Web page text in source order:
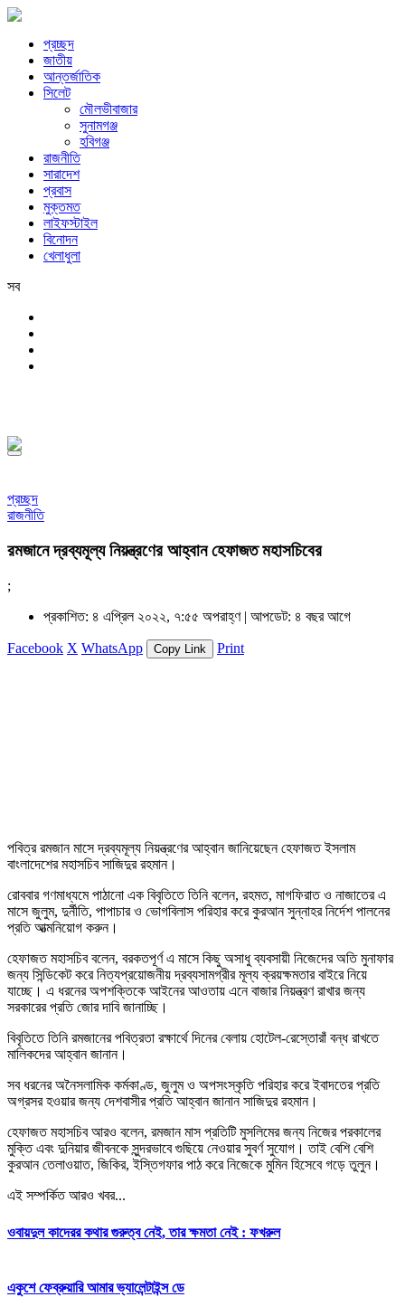
প্রচ্ছদ
জাতীয়
আন্তর্জাতিক
সিলেট
মৌলভীবাজার
সুনামগঞ্জ
হবিগঞ্জ
রাজনীতি
সারাদেশ
প্রবাস
মুক্তমত
লাইফস্টাইল
বিনোদন
খেলাধুলা
সব
প্রচ্ছদ
রাজনীতি
রমজানে দ্রব্যমূল্য নিয়ন্ত্রণের আহ্বান হেফাজত মহাসচিবের
;
প্রকাশিত: ৪ এপ্রিল ২০২২, ৭:৫৫ অপরাহ্ণ | আপডেট: ৪ বছর আগে
Facebook X WhatsApp Copy Link Print
পবিত্র রমজান মাসে দ্রব্যমূল্য নিয়ন্ত্রণের আহ্বান জানিয়েছেন হেফাজত ইসলাম
বাংলাদেশের মহাসচিব সাজিদুর রহমান।
রোববার গণমাধ্যমে পাঠানো এক বিবৃতিতে তিনি বলেন, রহমত, মাগফিরাত ও নাজাতের এ
মাসে জুলুম, দুর্নীতি, পাপাচার ও ভোগবিলাস পরিহার করে কুরআন সুন্নাহর নির্দেশ পালনের
প্রতি আত্মনিয়োগ করুন।
হেফাজত মহাসচিব বলেন, বরকতপূর্ণ এ মাসে কিছু অসাধু ব্যবসায়ী নিজেদের অতি মুনাফার
জন্য সিন্ডিকেট করে নিত্যপ্রয়োজনীয় দ্রব্যসামগ্রীর মূল্য ক্রয়ক্ষমতার বাইরে নিয়ে
যাচ্ছে। এ ধরনের অপশক্তিকে আইনের আওতায় এনে বাজার নিয়ন্ত্রণ রাখার জন্য
সরকারের প্রতি জোর দাবি জানাচ্ছি।
বিবৃতিতে তিনি রমজানের পবিত্রতা রক্ষার্থে দিনের বেলায় হোটেল-রেস্তোরাঁ বন্ধ রাখতে
মালিকদের আহ্বান জানান।
সব ধরনের অনৈসলামিক কর্মকাণ্ড, জুলুম ও অপসংস্কৃতি পরিহার করে ইবাদতের প্রতি
অগ্রসর হওয়ার জন্য দেশবাসীর প্রতি আহ্বান জানান সাজিদুর রহমান।
হেফাজত মহাসচিব আরও বলেন, রমজান মাস প্রতিটি মুসলিমের জন্য নিজের পরকালের
মুক্তি এবং দুনিয়ার জীবনকে সুন্দরভাবে গুছিয়ে নেওয়ার সুবর্ণ সুযোগ। তাই বেশি বেশি
কুরআন তেলাওয়াত, জিকির, ইস্তিগফার পাঠ করে নিজেকে মুমিন হিসেবে গড়ে তুলুন।
এই সম্পর্কিত আরও খবর...
ওবায়দুল কাদেরর কথার গুরুত্ব নেই, তার ক্ষমতা নেই : ফখরুল
একুশে ফেব্রুয়ারি আমার ভ্যালেন্টাইন্স ডে